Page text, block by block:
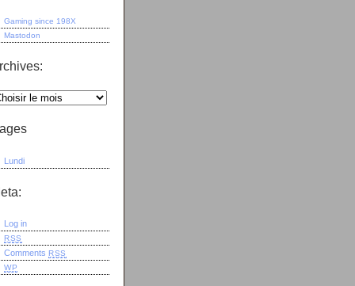
Gaming since 198X
Mastodon
Lundi
Log in
RSS
Comments RSS
WP